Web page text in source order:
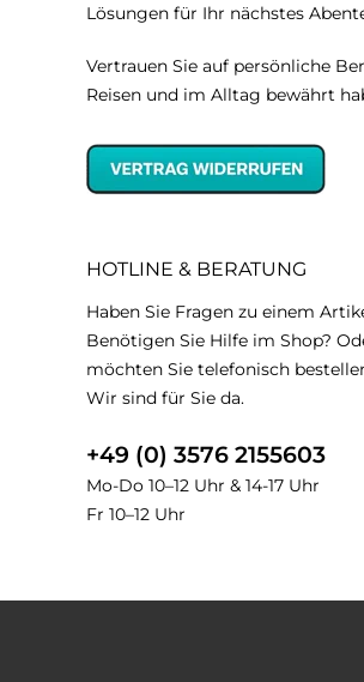
Lösungen für Ihr nächstes
Vertrauen Sie auf persönliche
Reisen und im Alltag bewährt
HOTLINE & BERATUNG
Haben Sie Fragen zu einem
Benötigen Sie Hilfe im Shop?
möchten Sie telefonisch
Wir sind für Sie da.
+49 (0) 3576 2155603
Mo-Do 10–12 Uhr & 14-17 Uhr
Fr 10–12 Uhr